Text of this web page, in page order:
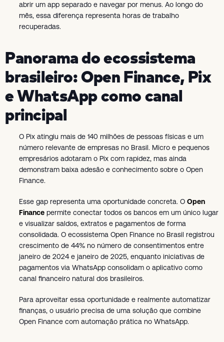
abrir um app separado e navegar por menus. Ao longo do
mês, essa diferença representa horas de trabalho
recuperadas.
Panorama do ecossistema
brasileiro: Open Finance, Pix
e WhatsApp como canal
principal
O Pix atingiu mais de 140 milhões de pessoas físicas e um
número relevante de empresas no Brasil. Micro e pequenos
empresários adotaram o Pix com rapidez, mas ainda
demonstram baixa adesão e conhecimento sobre o Open
Finance.
Esse gap representa uma oportunidade concreta. O Open
Finance permite conectar todos os bancos em um único lugar
e visualizar saldos, extratos e pagamentos de forma
consolidada. O ecossistema Open Finance no Brasil registrou
crescimento de 44% no número de consentimentos entre
janeiro de 2024 e janeiro de 2025, enquanto iniciativas de
pagamentos via WhatsApp consolidam o aplicativo como
canal financeiro natural dos brasileiros.
Para aproveitar essa oportunidade e realmente automatizar
finanças, o usuário precisa de uma solução que combine
Open Finance com automação prática no WhatsApp.